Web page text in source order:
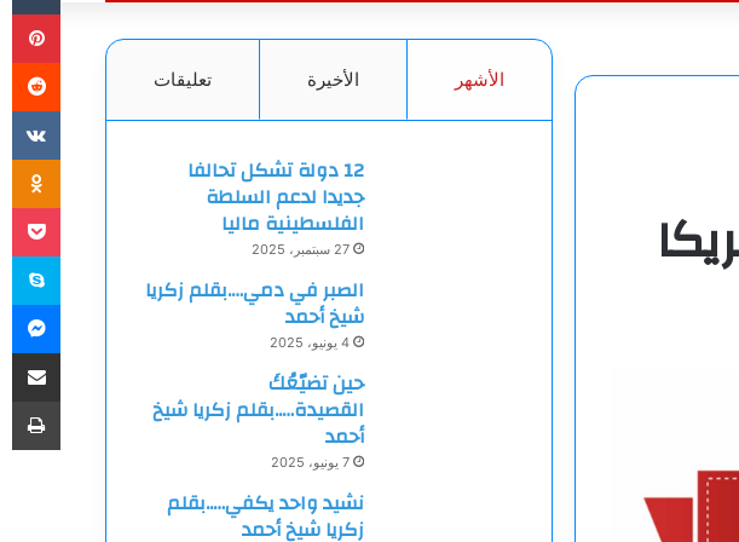
الأشهر الأخيرة تعليقات
12 دولة تشكل تحالفا
جديدا لدعم السلطة
الفلسطينية ماليا
27 سبتمبر، 2025
الصبر في دمي….بقلم زكريا
شيخ أحمد
4 يونيو، 2025
حين تضيّعُكَ
القصيدة…..بقلم زكريا شيخ
أحمد
7 يونيو، 2025
نشيد واحد يكفي…..بقلم
زكريا شيخ أحمد